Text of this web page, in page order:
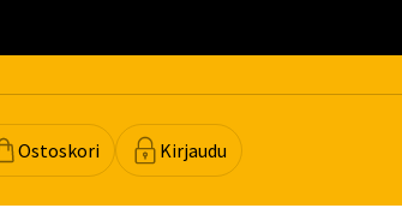
Ostoskori Kirjaudu